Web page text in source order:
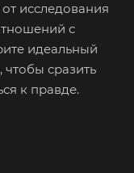
исследования
с
идеальный
сразить
к правде.